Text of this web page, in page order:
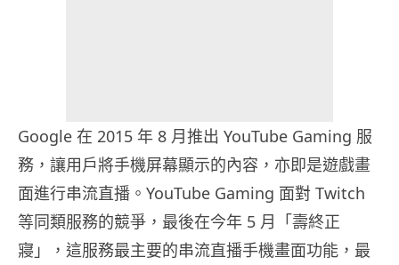
Google 在 2015 年 8 月推出 YouTube Gaming 服
務，讓用戶將手機屏幕顯示的內容，亦即是遊戲畫
面進行串流直播。YouTube Gaming 面對 Twitch
等同類服務的競爭，最後在今年 5 月「壽終正
寢」，這服務最主要的串流直播手機畫面功能，最